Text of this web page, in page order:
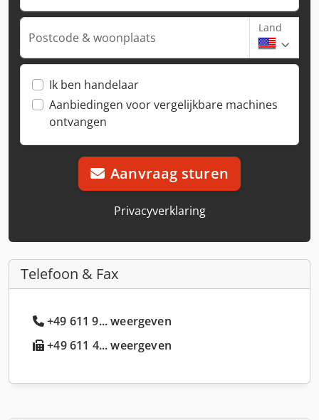
Postcode & woonplaats
Land
Ik ben handelaar
Aanbiedingen voor vergelijkbare machines
ontvangen
Aanvraag sturen
Privacyverklaring
Telefoon & Fax
+49 611 9... weergeven
+49 611 4... weergeven